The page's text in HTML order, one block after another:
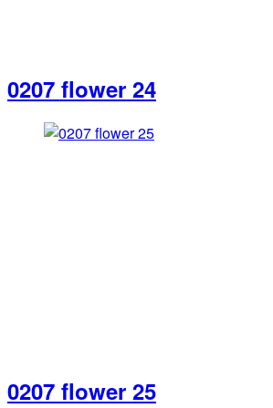
0207 flower 24
0207 flower 25